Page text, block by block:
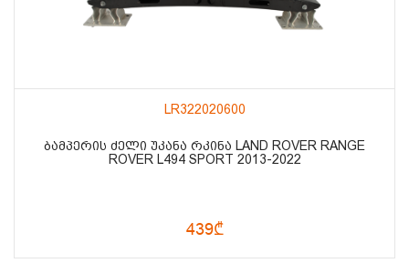
LR322020600
ᲑᲐᲛᲞᲔᲠᲘᲡ ᲫᲔᲚᲘ ᲣᲙᲐᲜᲐ ᲠᲙᲘᲜᲐ LAND ROVER RANGE
ROVER L494 SPORT 2013-2022
439₾